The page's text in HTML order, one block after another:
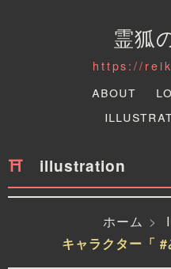
霊狐
https://
About
illustration
ホーム
キャラクター「